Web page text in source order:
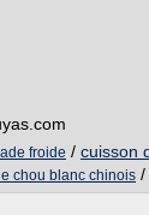
froide / cuisson
chou blanc chinois /